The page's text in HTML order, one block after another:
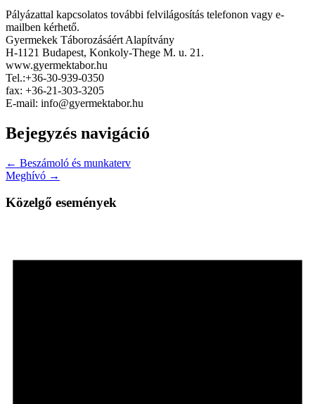
Pályázattal kapcsolatos további felvilágosítás telefonon vagy e-
mailben kérhető.
Gyermekek Táborozásáért Alapítvány
H-1121 Budapest, Konkoly-Thege M. u. 21.
www.gyermektabor.hu
Tel.:+36-30-939-0350
fax: +36-21-303-3205
E-mail: info@gyermektabor.hu
Bejegyzés navigáció
← Beszámoló és munkaterv
Meghívó →
Közelgő események